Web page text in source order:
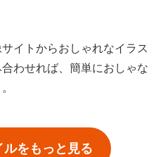
イトからおしゃれなイラス
わせれば、簡単におしゃな
ルをもっと見る